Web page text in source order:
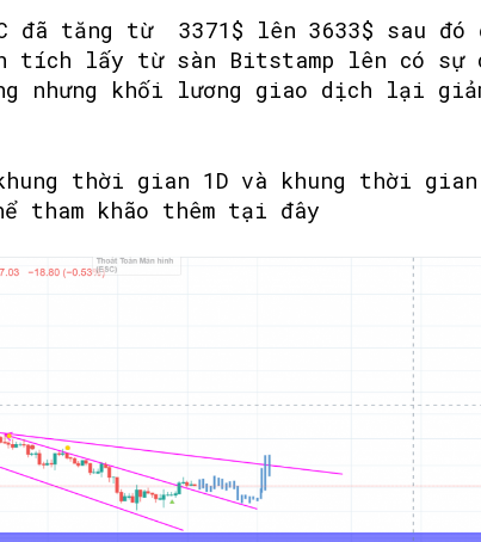
SEARCH...
đã tăng từ 3371$ lên 3633$ sau đó
tích lấy từ sàn Bitstamp lên có sự
nhưng khối lương giao dịch lại giảm
thời gian 1D và khung thời gian
tham khão thêm tại đây